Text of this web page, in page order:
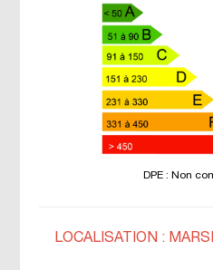
DPE : Non
LOCALISATION :